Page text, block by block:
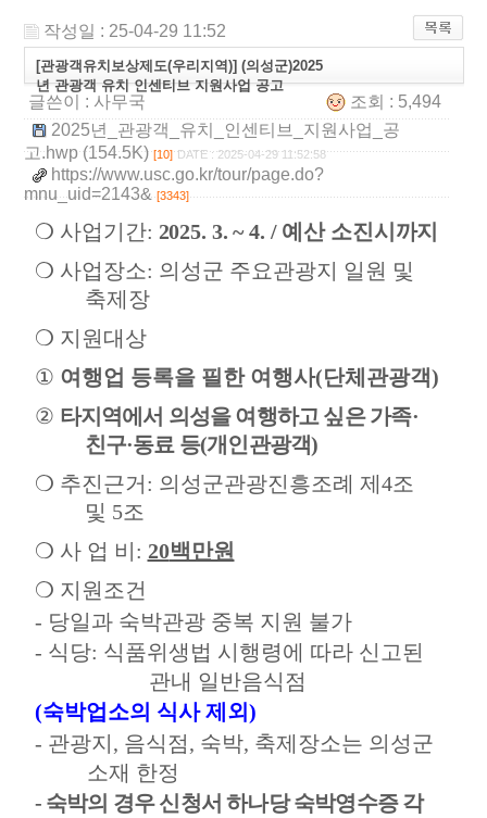
작성일 : 25-04-29 11:52
[관광객유치보상제도(우리지역)] (의성군)2025
년 관광객 유치 인센티브 지원사업 공고
글쓴이 : 사무국
조회 : 5,494
2025년_관광객_유치_인센티브_지원사업_공
고.hwp (154.5K) [10] DATE : 2025-04-29 11:52:58
https://www.usc.go.kr/tour/page.do?
mnu_uid=2143& [3343]
❍ 사업기간: 2025. 3. ~ 4. / 예산 소진시까지
❍ 사업장소: 의성군 주요관광지 일원 및
축제장
❍ 지원대상
① 여행업 등록을 필한 여행사(단체관광객)
② 타지역에서 의성을 여행하고 싶은 가족·
친구·동료 등(개인관광객)
❍ 추진근거 : 의성군관광진흥조례 제 4조
및 5조
❍ 사 업 비 : 20백만원
❍ 지원조건
- 당일과 숙박관광 중복 지원 불가
- 식당: 식품위생법 시행령에 따라 신고된
관내 일반음식점
(숙박업소의 식사 제외)
- 관광지, 음식점, 숙박, 축제장소는 의성군
소재 한정
- 숙박의 경우 신청서 하나당 숙박영수증 각